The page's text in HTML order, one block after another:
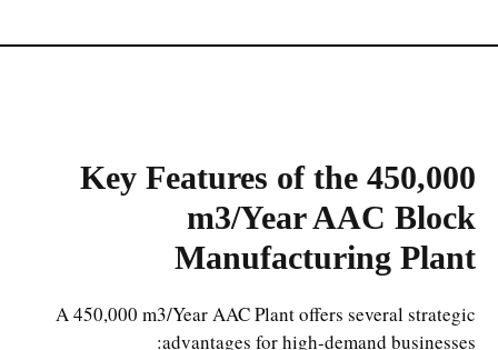
Key Features of the 450,000
m3/Year AAC Block
Manufacturing Plant
A 450,000 m3/Year AAC Plant offers several strategic
advantages for high-demand businesses: